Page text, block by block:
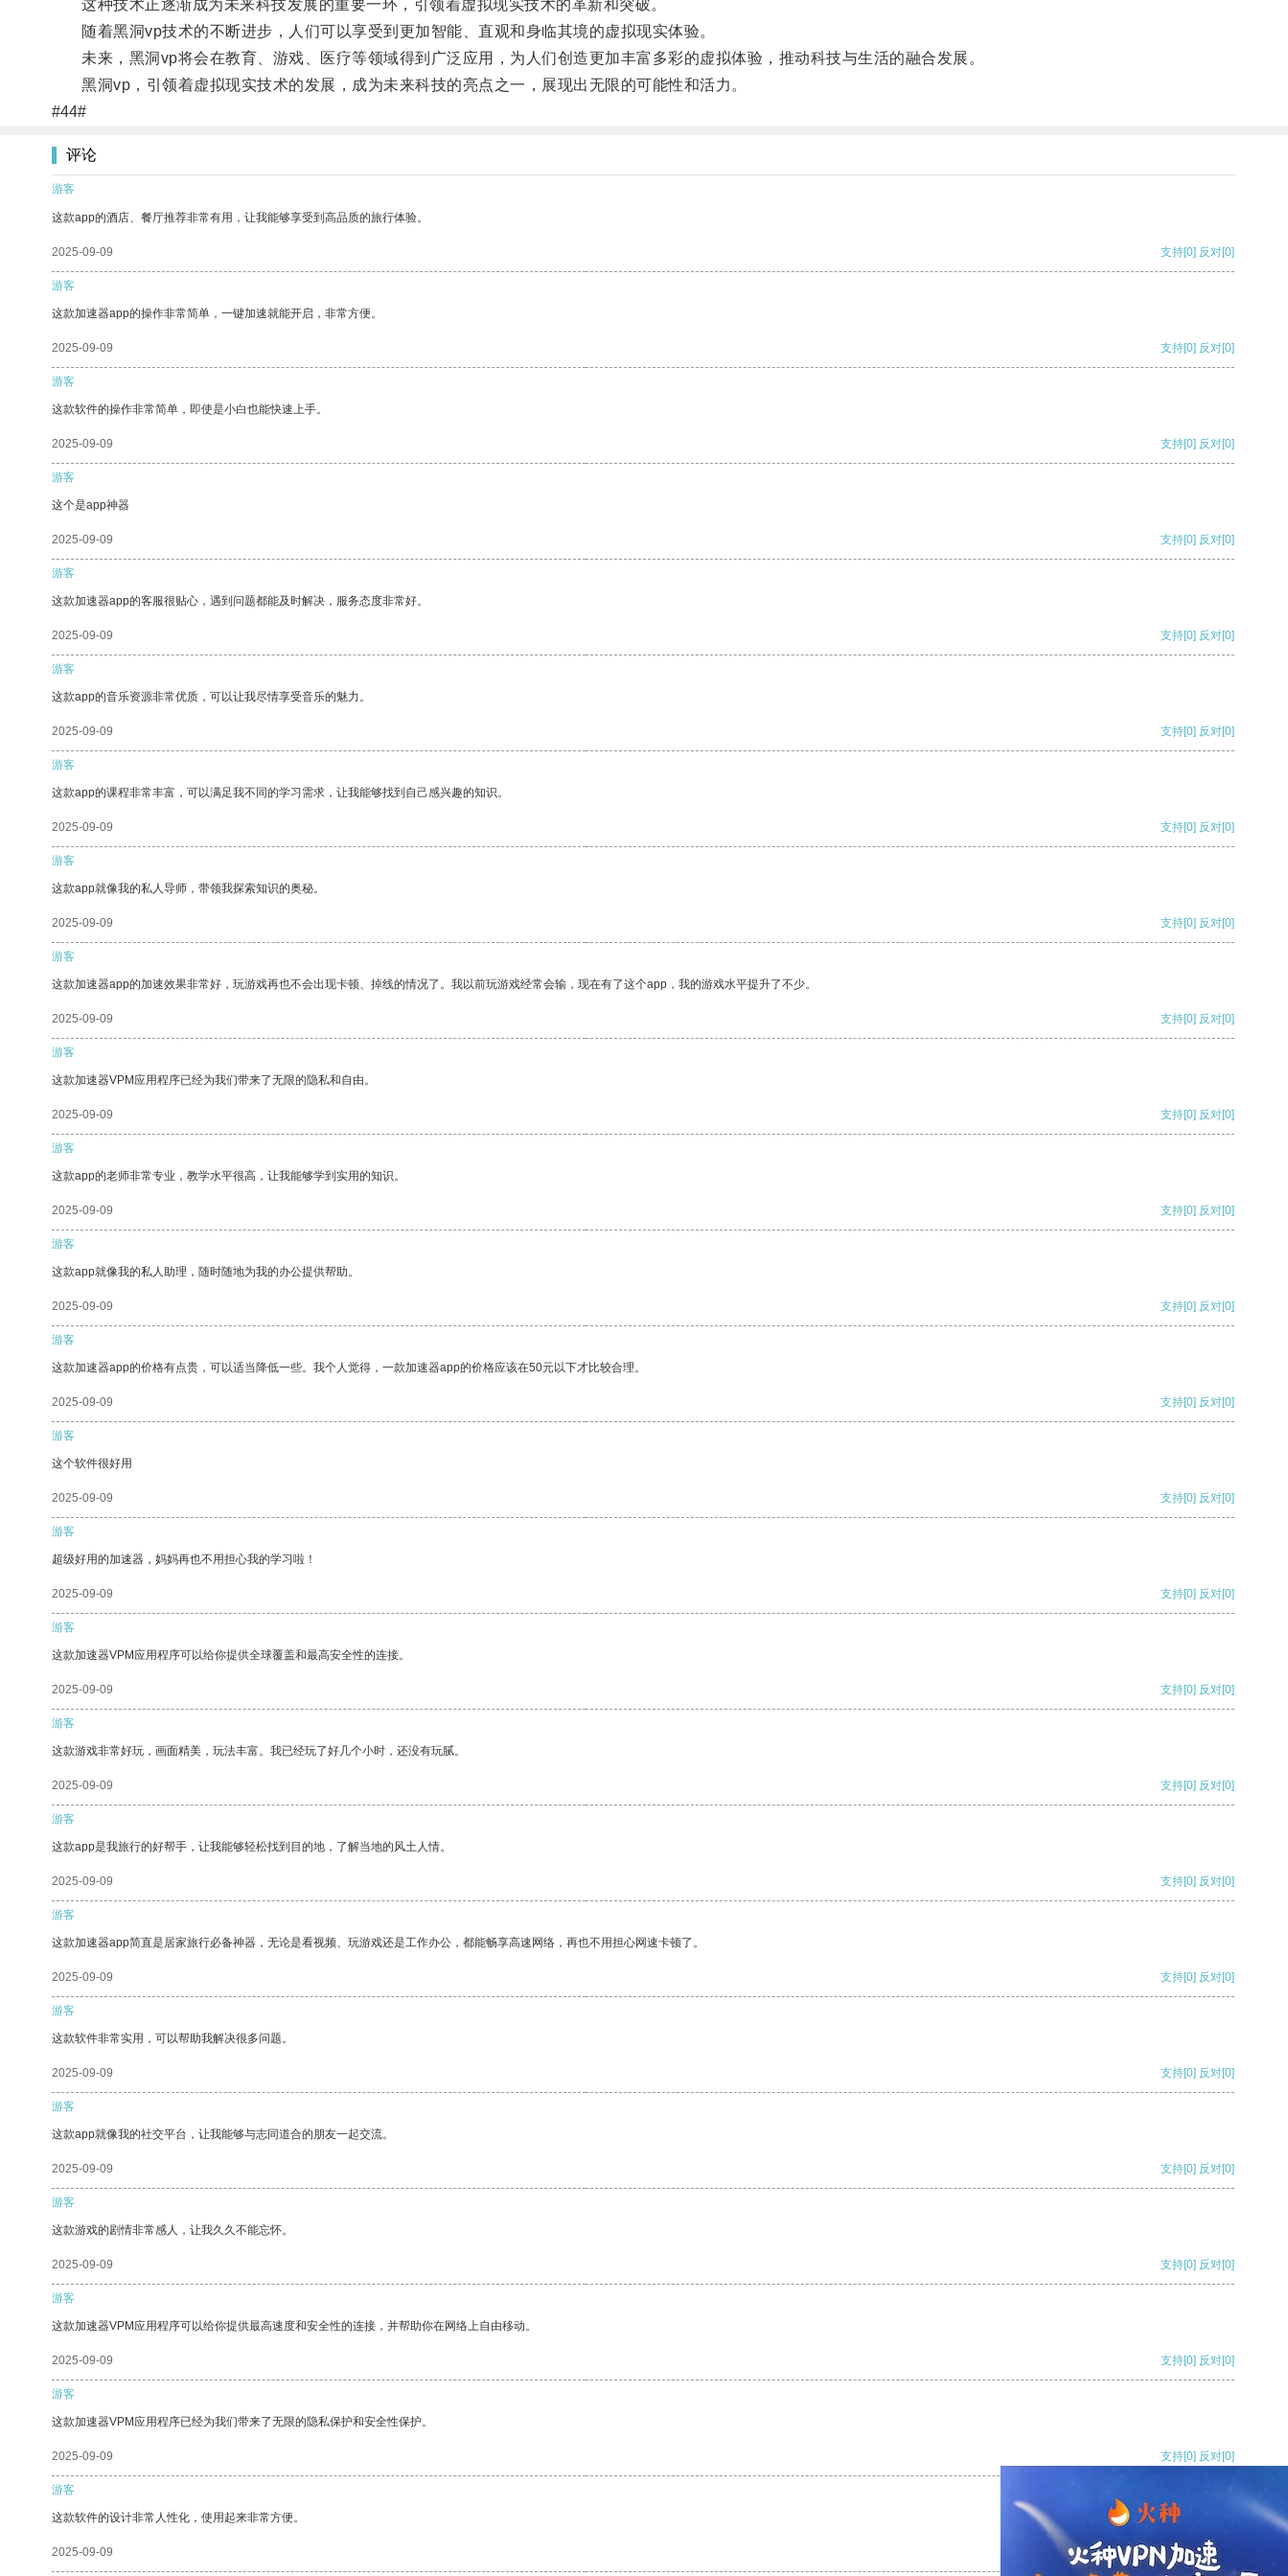
这种技术正逐渐成为未来科技发展的重要一环，引领着虚拟现实技术的革新和突破。
随着黑洞vp技术的不断进步，人们可以享受到更加智能、直观和身临其境的虚拟现实体验。
未来，黑洞vp将会在教育、游戏、医疗等领域得到广泛应用，为人们创造更加丰富多彩的虚拟体验，推动科技与生活的融合发展。
黑洞vp，引领着虚拟现实技术的发展，成为未来科技的亮点之一，展现出无限的可能性和活力。
#44#
评论
游客
这款app的酒店、餐厅推荐非常有用，让我能够享受到高品质的旅行体验。
2025-09-09 支持[0] 反对[0]
游客
这款加速器app的操作非常简单，一键加速就能开启，非常方便。
2025-09-09 支持[0] 反对[0]
游客
这款软件的操作非常简单，即使是小白也能快速上手。
2025-09-09 支持[0] 反对[0]
游客
这个是app神器
2025-09-09 支持[0] 反对[0]
游客
这款加速器app的客服很贴心，遇到问题都能及时解决，服务态度非常好。
2025-09-09 支持[0] 反对[0]
游客
这款app的音乐资源非常优质，可以让我尽情享受音乐的魅力。
2025-09-09 支持[0] 反对[0]
游客
这款app的课程非常丰富，可以满足我不同的学习需求，让我能够找到自己感兴趣的知识。
2025-09-09 支持[0] 反对[0]
游客
这款app就像我的私人导师，带领我探索知识的奥秘。
2025-09-09 支持[0] 反对[0]
游客
这款加速器app的加速效果非常好，玩游戏再也不会出现卡顿、掉线的情况了。我以前玩游戏经常会输，现在有了这个app，我的游戏水平提升了不少。
2025-09-09 支持[0] 反对[0]
游客
这款加速器VPM应用程序已经为我们带来了无限的隐私和自由。
2025-09-09 支持[0] 反对[0]
游客
这款app的老师非常专业，教学水平很高，让我能够学到实用的知识。
2025-09-09 支持[0] 反对[0]
游客
这款app就像我的私人助理，随时随地为我的办公提供帮助。
2025-09-09 支持[0] 反对[0]
游客
这款加速器app的价格有点贵，可以适当降低一些。我个人觉得，一款加速器app的价格应该在50元以下才比较合理。
2025-09-09 支持[0] 反对[0]
游客
这个软件很好用
2025-09-09 支持[0] 反对[0]
游客
超级好用的加速器，妈妈再也不用担心我的学习啦！
2025-09-09 支持[0] 反对[0]
游客
这款加速器VPM应用程序可以给你提供全球覆盖和最高安全性的连接。
2025-09-09 支持[0] 反对[0]
游客
这款游戏非常好玩，画面精美，玩法丰富。我已经玩了好几个小时，还没有玩腻。
2025-09-09 支持[0] 反对[0]
游客
这款app是我旅行的好帮手，让我能够轻松找到目的地，了解当地的风土人情。
2025-09-09 支持[0] 反对[0]
游客
这款加速器app简直是居家旅行必备神器，无论是看视频、玩游戏还是工作办公，都能畅享高速网络，再也不用担心网速卡顿了。
2025-09-09 支持[0] 反对[0]
游客
这款软件非常实用，可以帮助我解决很多问题。
2025-09-09 支持[0] 反对[0]
游客
这款app就像我的社交平台，让我能够与志同道合的朋友一起交流。
2025-09-09 支持[0] 反对[0]
游客
这款游戏的剧情非常感人，让我久久不能忘怀。
2025-09-09 支持[0] 反对[0]
游客
这款加速器VPM应用程序可以给你提供最高速度和安全性的连接，并帮助你在网络上自由移动。
2025-09-09 支持[0] 反对[0]
游客
这款加速器VPM应用程序已经为我们带来了无限的隐私保护和安全性保护。
2025-09-09 支持[0] 反对[0]
游客
这款软件的设计非常人性化，使用起来非常方便。
2025-09-09 支持[0] 反对